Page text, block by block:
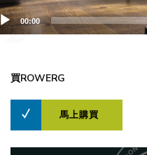
00:00
買ROWERG
馬上購買